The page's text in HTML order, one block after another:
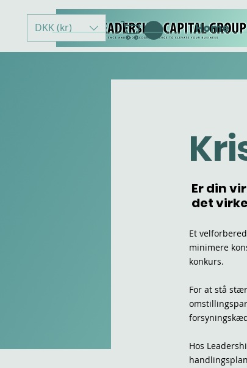
DKK (kr) Home
Er din
det
Et
minimere
konkurs.
For at stå
Hos